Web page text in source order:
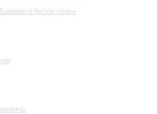
в белую ночь»